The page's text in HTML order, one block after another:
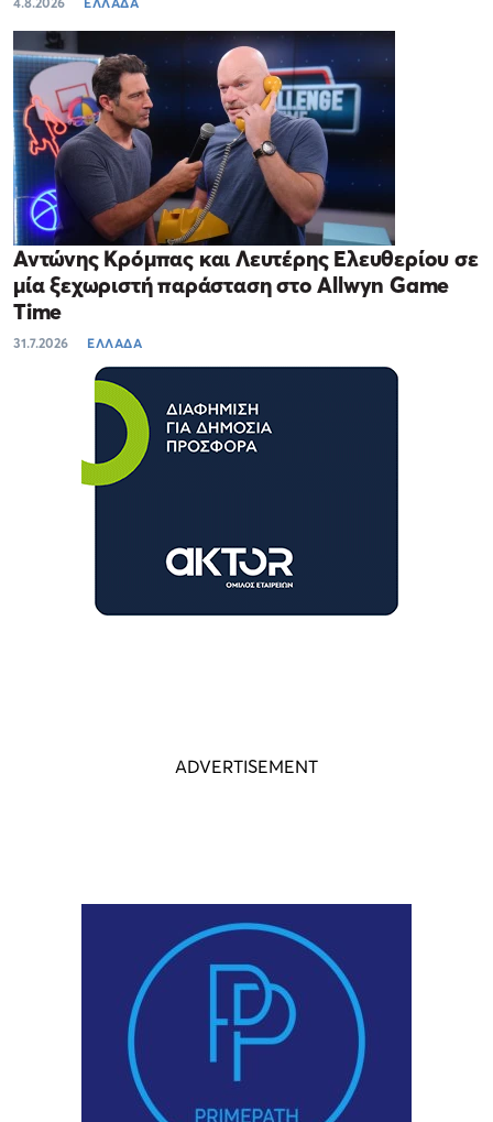
Αντώνης Κρόμπας και Λευτέρης Ελευθερίου σε
μία ξεχωριστή παράσταση στο Allwyn Game
Time
31.7.2026 ΕΛΛΑΔΑ